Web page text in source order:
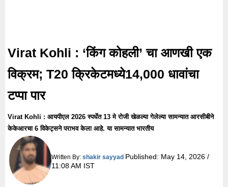
Virat Kohli : ‘किंग कोहली’ चा आणखी एक
विक्रम; T20 क्रिकेटमध्ये14,000 धावांचा
टप्पा पार
Virat Kohli : आयपीएल 2026 स्पर्धेत 13 मे रोजी खेळल्या गेलेल्या सामन्यात आरसीबीने
केकेआरचा 6 विकेट्सने पराभव केला आहे. या सामन्यात भारतीय
Written By:shakir sayyad Published: May 14, 2026 /
11:08 AM IST